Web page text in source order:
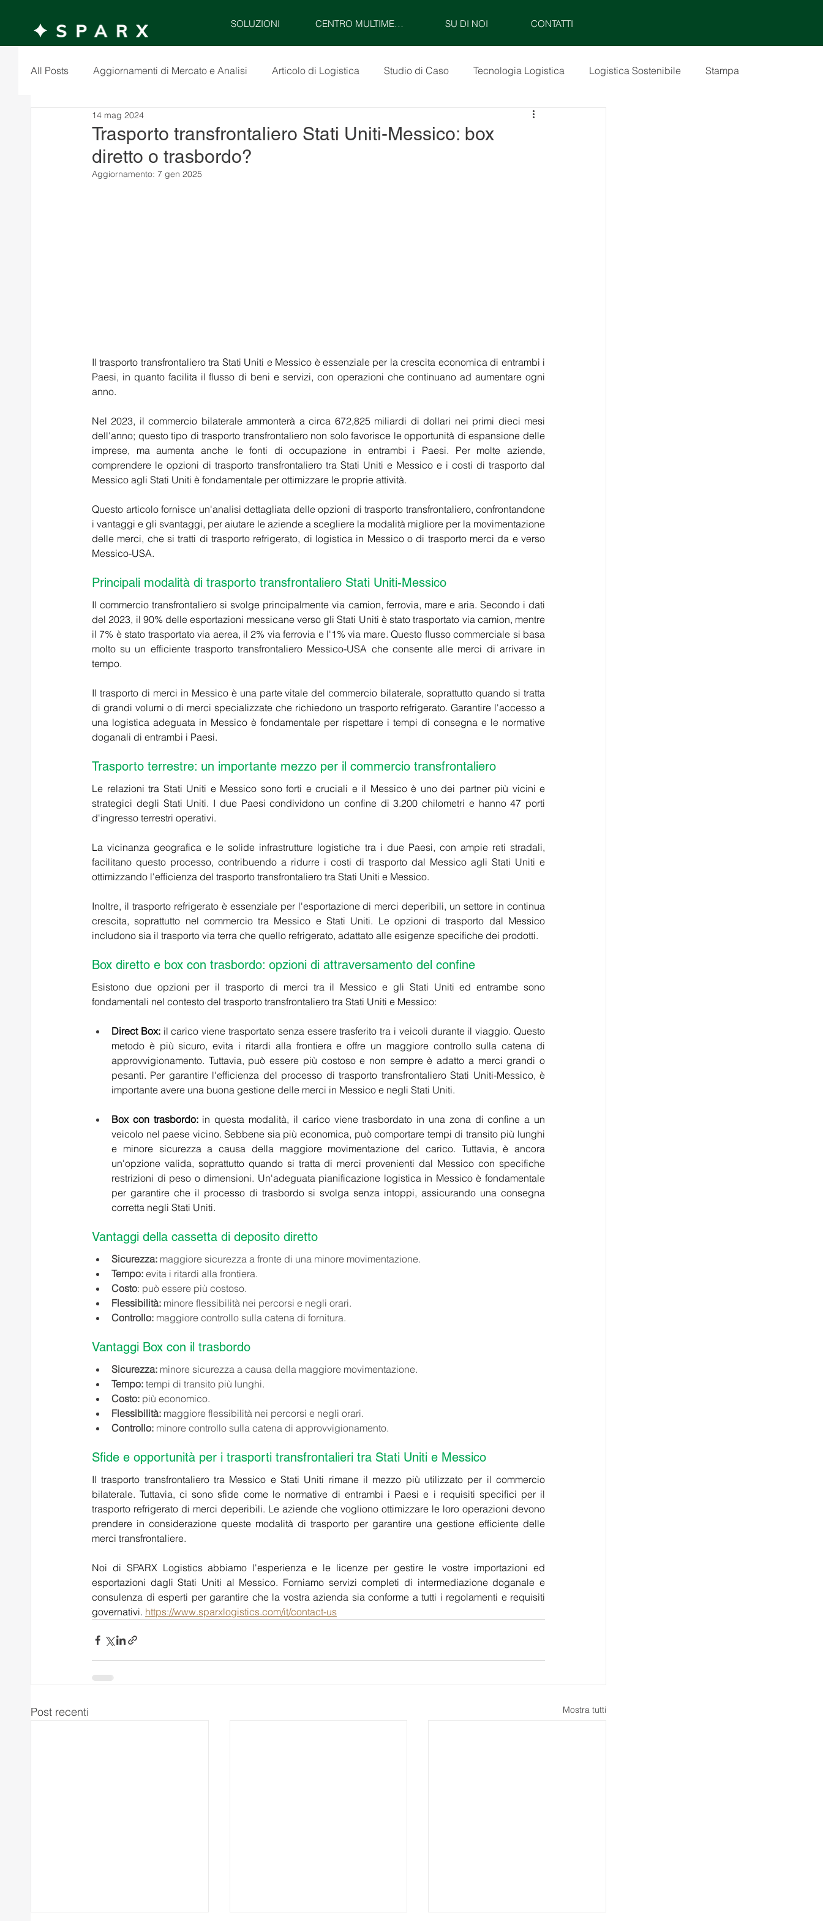
SOLUZIONI SU DI NOI CONTATTI
CENTRO MULTIMEDIALE
All Posts Aggiornamenti di Mercato e Analisi Articolo di Logistica Studio di Caso Tecnologia Logistica Logistica Sostenibile Stampa
Trasporto transfrontaliero Stati Uniti-Messico: box
diretto o trasbordo?
14 mag 2024
Aggiornamento: 7 gen 2025
Il trasporto transfrontaliero tra Stati Uniti e Messico è essenziale per la crescita economica di entrambi i
Paesi, in quanto facilita il flusso di beni e servizi, con operazioni che continuano ad aumentare ogni
anno.
Nel 2023, il commercio bilaterale ammonterà a circa 672,825 miliardi di dollari nei primi dieci mesi
dell'anno; questo tipo di trasporto transfrontaliero non solo favorisce le opportunità di espansione delle
imprese, ma aumenta anche le fonti di occupazione in entrambi i Paesi. Per molte aziende,
comprendere le opzioni di trasporto transfrontaliero tra Stati Uniti e Messico e i costi di trasporto dal
Messico agli Stati Uniti è fondamentale per ottimizzare le proprie attività.
Questo articolo fornisce un'analisi dettagliata delle opzioni di trasporto transfrontaliero, confrontandone
i vantaggi e gli svantaggi, per aiutare le aziende a scegliere la modalità migliore per la movimentazione
delle merci, che si tratti di trasporto refrigerato, di logistica in Messico o di trasporto merci da e verso
Messico-USA.
Principali modalità di trasporto transfrontaliero Stati Uniti-Messico
Il commercio transfrontaliero si svolge principalmente via camion, ferrovia, mare e aria. Secondo i dati
del 2023, il 90% delle esportazioni messicane verso gli Stati Uniti è stato trasportato via camion, mentre
il 7% è stato trasportato via aerea, il 2% via ferrovia e l'1% via mare. Questo flusso commerciale si basa
molto su un efficiente trasporto transfrontaliero Messico-USA che consente alle merci di arrivare in
tempo.
Il trasporto di merci in Messico è una parte vitale del commercio bilaterale, soprattutto quando si tratta
di grandi volumi o di merci specializzate che richiedono un trasporto refrigerato. Garantire l'accesso a
una logistica adeguata in Messico è fondamentale per rispettare i tempi di consegna e le normative
doganali di entrambi i Paesi.
Trasporto terrestre: un importante mezzo per il commercio transfrontaliero
Le relazioni tra Stati Uniti e Messico sono forti e cruciali e il Messico è uno dei partner più vicini e
strategici degli Stati Uniti. I due Paesi condividono un confine di 3.200 chilometri e hanno 47 porti
d'ingresso terrestri operativi.
La vicinanza geografica e le solide infrastrutture logistiche tra i due Paesi, con ampie reti stradali,
facilitano questo processo, contribuendo a ridurre i costi di trasporto dal Messico agli Stati Uniti e
ottimizzando l'efficienza del trasporto transfrontaliero tra Stati Uniti e Messico.
Inoltre, il trasporto refrigerato è essenziale per l'esportazione di merci deperibili, un settore in continua
crescita, soprattutto nel commercio tra Messico e Stati Uniti. Le opzioni di trasporto dal Messico
includono sia il trasporto via terra che quello refrigerato, adattato alle esigenze specifiche dei prodotti.
Box diretto e box con trasbordo: opzioni di attraversamento del confine
Esistono due opzioni per il trasporto di merci tra il Messico e gli Stati Uniti ed entrambe sono
fondamentali nel contesto del trasporto transfrontaliero tra Stati Uniti e Messico:
Direct Box: il carico viene trasportato senza essere trasferito tra i veicoli durante il viaggio. Questo
metodo è più sicuro, evita i ritardi alla frontiera e offre un maggiore controllo sulla catena di
approvvigionamento. Tuttavia, può essere più costoso e non sempre è adatto a merci grandi o
pesanti. Per garantire l'efficienza del processo di trasporto transfrontaliero Stati Uniti-Messico, è
importante avere una buona gestione delle merci in Messico e negli Stati Uniti.
Box con trasbordo: in questa modalità, il carico viene trasbordato in una zona di confine a un
veicolo nel paese vicino. Sebbene sia più economica, può comportare tempi di transito più lunghi
e minore sicurezza a causa della maggiore movimentazione del carico. Tuttavia, è ancora
un'opzione valida, soprattutto quando si tratta di merci provenienti dal Messico con specifiche
restrizioni di peso o dimensioni. Un'adeguata pianificazione logistica in Messico è fondamentale
per garantire che il processo di trasbordo si svolga senza intoppi, assicurando una consegna
corretta negli Stati Uniti.
Vantaggi della cassetta di deposito diretto
Sicurezza: maggiore sicurezza a fronte di una minore movimentazione.
Tempo: evita i ritardi alla frontiera.
Costo: può essere più costoso.
Flessibilità: minore flessibilità nei percorsi e negli orari.
Controllo: maggiore controllo sulla catena di fornitura.
Vantaggi Box con il trasbordo
Sicurezza: minore sicurezza a causa della maggiore movimentazione.
Tempo: tempi di transito più lunghi.
Costo: più economico.
Flessibilità: maggiore flessibilità nei percorsi e negli orari.
Controllo: minore controllo sulla catena di approvvigionamento.
Sfide e opportunità per i trasporti transfrontalieri tra Stati Uniti e Messico
Il trasporto transfrontaliero tra Messico e Stati Uniti rimane il mezzo più utilizzato per il commercio
bilaterale. Tuttavia, ci sono sfide come le normative di entrambi i Paesi e i requisiti specifici per il
trasporto refrigerato di merci deperibili. Le aziende che vogliono ottimizzare le loro operazioni devono
prendere in considerazione queste modalità di trasporto per garantire una gestione efficiente delle
merci transfrontaliere.
Noi di SPARX Logistics abbiamo l'esperienza e le licenze per gestire le vostre importazioni ed
esportazioni dagli Stati Uniti al Messico. Forniamo servizi completi di intermediazione doganale e
consulenza di esperti per garantire che la vostra azienda sia conforme a tutti i regolamenti e requisiti
governativi. https://www.sparxlogistics.com/it/contact-us
Post recenti Mostra tutti